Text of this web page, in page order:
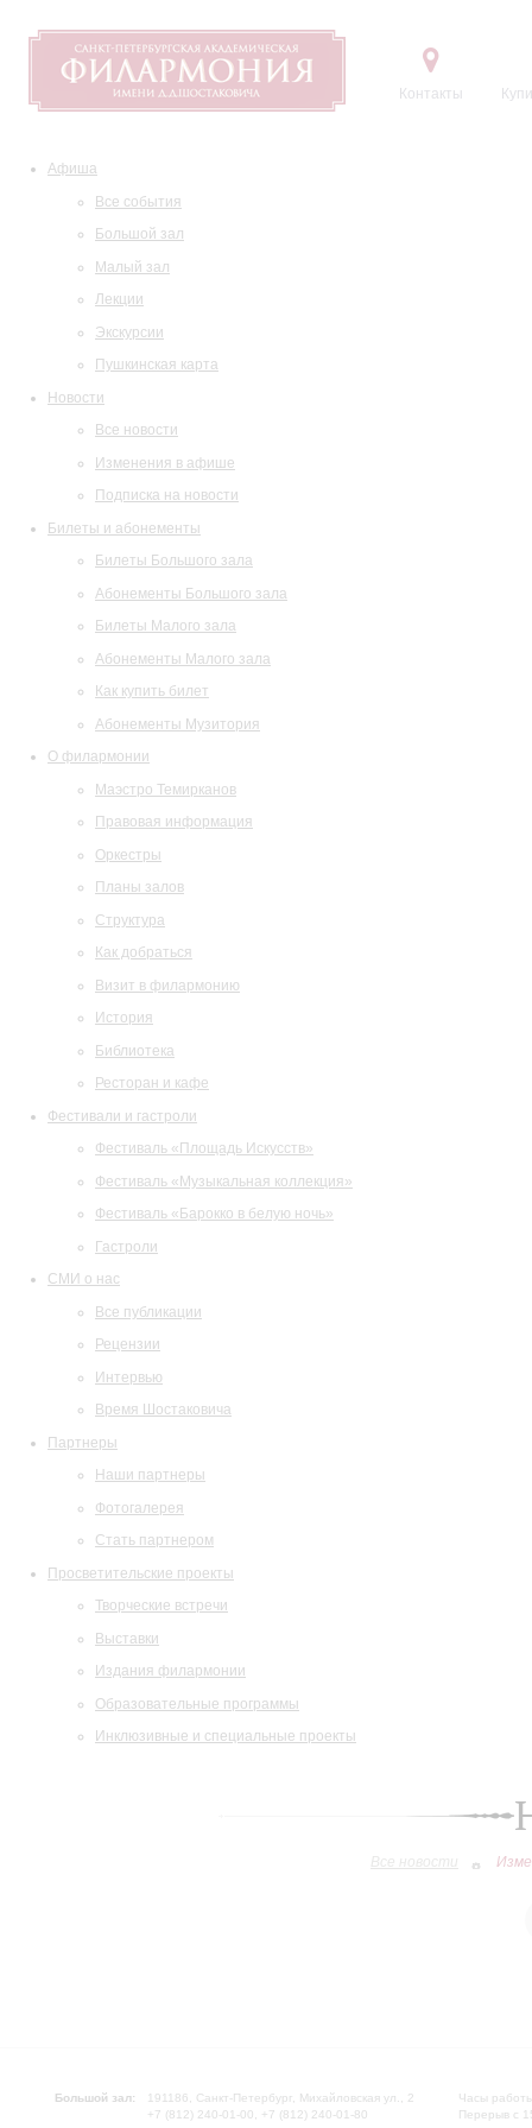
Контакты
Афиша
Все события
Большой зал
Малый зал
Лекции
Экскурсии
Пушкинская карта
Новости
Все новости
Изменения в афише
Подписка на новости
Билеты и абонементы
Билеты Большого зала
Абонементы Большого зала
Билеты Малого зала
Абонементы Малого зала
Как купить билет
Абонементы Музитория
О филармонии
Маэстро Темирканов
Правовая информация
Оркестры
Планы залов
Структура
Как добраться
Визит в филармонию
История
Библиотека
Ресторан и кафе
Фестивали и гастроли
Фестиваль «Площадь Искусств»
Фестиваль «Музыкальная коллекция»
Фестиваль «Барокко в белую ночь»
Гастроли
СМИ о нас
Все публикации
Рецензии
Интервью
Время Шостаковича
Партнеры
Наши партнеры
Фотогалерея
Стать партнером
Просветительские проекты
Творческие встречи
Выставки
Издания филармонии
Образовательные программы
Инклюзивные и специальные проекты
Все новости
Большой зал:
191186, Санкт-Петербург, Михайловская ул., 2
+7 (812) 240-01-00, +7 (812) 240-01-80
Часы
Перерыв с